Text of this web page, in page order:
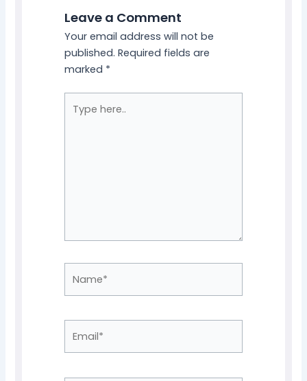
Leave a Comment
Your email address will not be
published. Required fields are
marked *
here..